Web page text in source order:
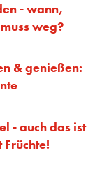
- wann,
weg?
& genießen:
- auch das ist